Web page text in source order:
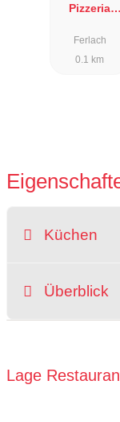
Pizzeria
Ferlach
0.1 km
Küchen
Mahlzeiten:
Überblick
Lage